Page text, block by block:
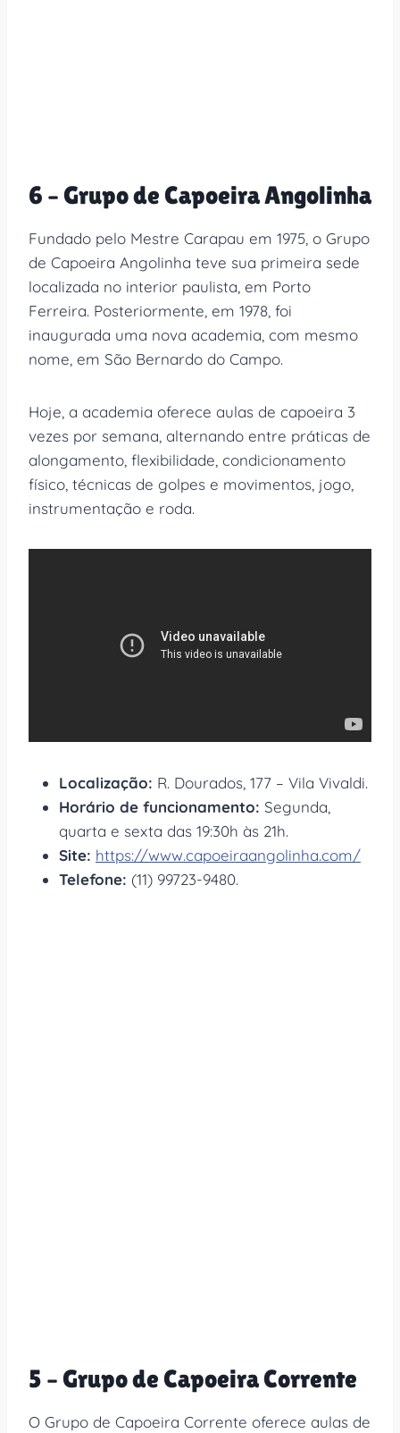
6 – Grupo de Capoeira Angolinha
Fundado pelo Mestre Carapau em 1975, o Grupo
de Capoeira Angolinha teve sua primeira sede
localizada no interior paulista, em Porto
Ferreira. Posteriormente, em 1978, foi
inaugurada uma nova academia, com mesmo
nome, em São Bernardo do Campo.
Hoje, a academia oferece aulas de capoeira 3
vezes por semana, alternando entre práticas de
alongamento, flexibilidade, condicionamento
físico, técnicas de golpes e movimentos, jogo,
instrumentação e roda.
Localização: R. Dourados, 177 – Vila Vivaldi.
Horário de funcionamento: Segunda,
quarta e sexta das 19:30h às 21h.
Site: https://www.capoeiraangolinha.com/
Telefone: (11) 99723-9480.
5 – Grupo de Capoeira Corrente
O Grupo de Capoeira Corrente oferece aulas de